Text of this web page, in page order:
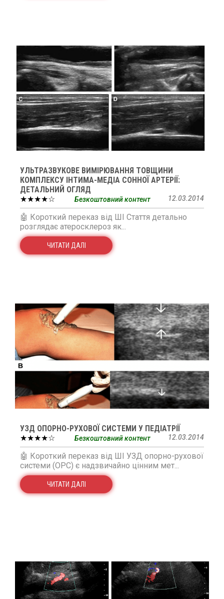
УЛЬТРАЗВУКОВЕ ВИМІРЮВАННЯ ТОВЩИНИ
КОМПЛЕКСУ ІНТИМА-МЕДІА СОННОЇ АРТЕРІЇ:
ДЕТАЛЬНИЙ ОГЛЯД
★★★★☆
12.03.2014
Безкоштовний контент
🤖 Короткий переказ від ШІ Стаття детально
розглядає атеросклероз як...
ЧИТАТИ ДАЛІ
УЗД ОПОРНО-РУХОВОЇ СИСТЕМИ У ПЕДІАТРІЇ
★★★★☆
12.03.2014
Безкоштовний контент
🤖 Короткий переказ від ШІ УЗД опорно-рухової
системи (ОРС) є надзвичайно цінним мет...
ЧИТАТИ ДАЛІ